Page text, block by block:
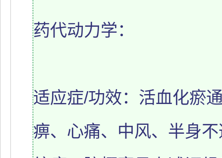
药代动力学：
适应症/功效：活血化瘀
痹、心痛、中风、半身